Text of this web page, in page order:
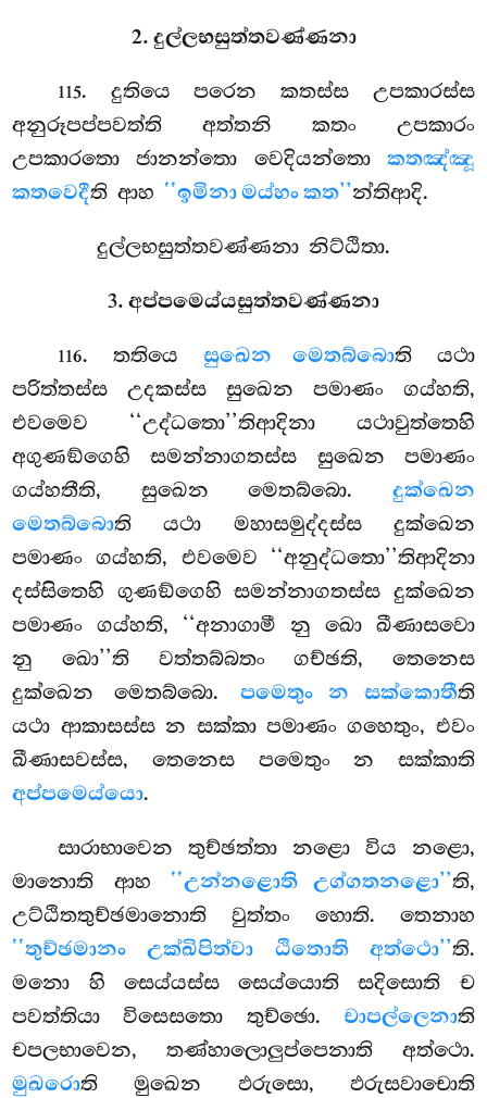
2. දුල්ලභසුත්තවණ්ණනා
115. දුතියෙ පරෙන කතස්ස උපකාරස්ස
අනුරූපප්පවත්ති අත්තනි කතං උපකාරං
උපකාරතො ජානන්තො වෙදියන්තො කතඤ්ඤූ
කතවෙදීති ආහ ‘‘ඉමිනා මය්හං කත’’න්තිආදි.
දුල්ලභසුත්තවණ්ණනා නිට්ඨිතා.
3. අප්පමෙය්යසුත්තවණ්ණනා
116. තතියෙසුඛෙන මෙතබ්බොති යථා
පරිත්තස්ස උදකස්ස සුඛෙන පමාණං ගය්හති,
එවමෙව ‘‘උද්ධතො’’තිආදිනා යථාවුත්තෙහි
අගුණඞ්ගෙහිසමන්නාගතස්ස සුඛෙන පමාණං
ගය්හතීති, සුඛෙන මෙතබ්බො. දුක්ඛෙන
මෙතබ්බොති යථා මහාසමුද්දස්ස දුක්ඛෙන
පමාණං ගය්හති, එවමෙව ‘‘අනුද්ධතො’’තිආදිනා
දස්සිතෙහි ගුණඞ්ගෙහි සමන්නාගතස්ස දුක්ඛෙන
පමාණං ගය්හති, ‘‘අනාගාමී නු ඛො ඛීණාසවො
නු ඛො’’ති වත්තබ්බතං ගච්ඡති, තෙනෙස
දුක්ඛෙන මෙතබ්බො. පමෙතුං න සක්කොතීති
යථා ආකාසස්ස න සක්කා පමාණං ගහෙතුං, එවං
ඛීණාසවස්ස, තෙනෙස පමෙතුං න සක්කාති
අප්පමෙය්යො.
සාරාභාවෙන තුච්ඡත්තා නළො විය නළො,
මානොති ආහ ‘‘උන්නළොති උග්ගතනළො’’ති,
උට්ඨිතතුච්ඡමානොති වුත්තං හොති. තෙනාහ
‘‘තුච්ඡමානං උක්ඛිපිත්වා ඨිතොති අත්ථො’’ති.
මනො හි සෙය්යස්ස සෙය්යොති සදිසොති ච
පවත්තියා විසෙසතො තුච්ඡො. චාපල්ලෙනාති
චපලභාවෙන, තණ්හාලොලුප්පෙනාති අත්ථො.
මුඛරොති මුඛෙන ඵරුසො, ඵරුසවාචොති